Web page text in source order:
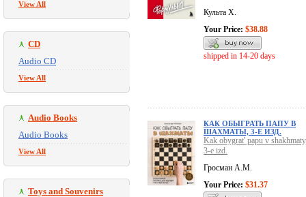
View All
CD
Audio CD
View All
Audio Books
Audio Books
View All
Toys and Souvenirs
Культа Х.
Your Price: $38.88
shipped in 14-20 days
КАК ОБЫГРАТЬ ПАПУ В
ШАХМАТЫ, 3-Е ИЗД.
Kak obygrat' papu v
3-e izd.
Гросман А.М.
Your Price: $31.37